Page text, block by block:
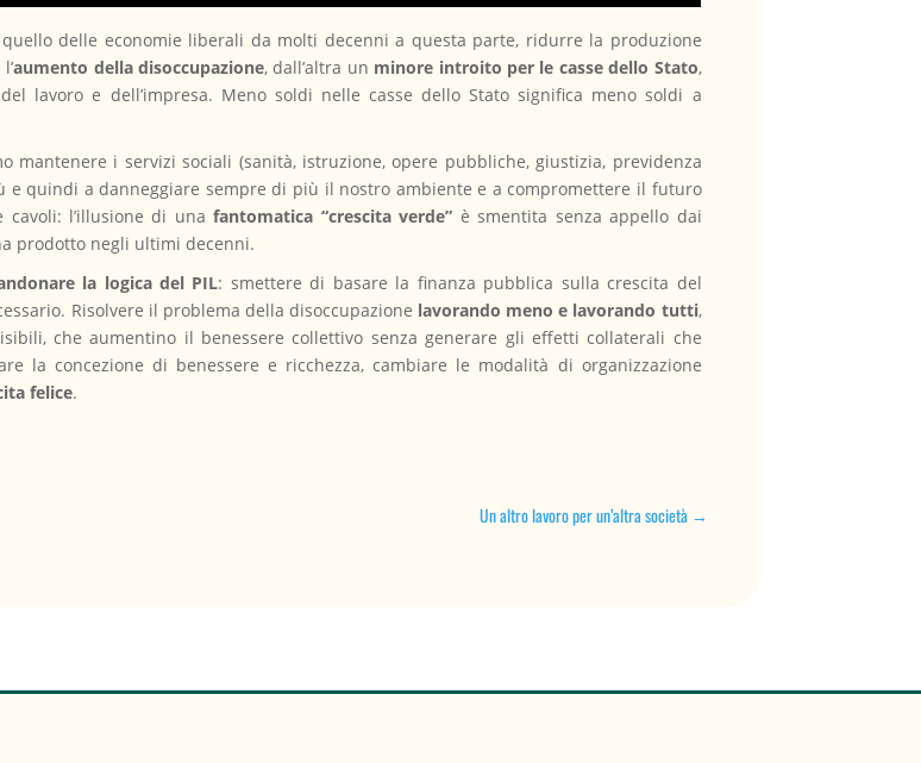
delle economie liberali da molti decenni a questa parte, ridurre la produzione
aumento della disoccupazione, dall’altra un minore introito per le casse dello Stato,
lavoro e dell’impresa. Meno soldi nelle casse dello Stato significa meno soldi a
mantenere i servizi sociali (sanità, istruzione, opere pubbliche, giustizia, previdenza
quindi a danneggiare sempre di più il nostro ambiente e a compromettere il futuro
cavoli: l’illusione di unafantomatica “crescita verde” è smentita senza appello dai
prodotto negli ultimi decenni.
la logica del PIL: smettere di basare la finanza pubblica sulla crescita del
Risolvere il problema della disoccupazione lavorando meno e lavorando tutti,
che aumentino il benessere collettivo senza generare gli effetti collaterali che
la concezione di benessere e ricchezza, cambiare le modalità di organizzazione
felice.
Un altro lavoro per un’altra società →